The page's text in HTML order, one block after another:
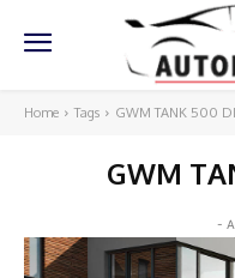
Home Tags GWM TANK 500
GWM
-